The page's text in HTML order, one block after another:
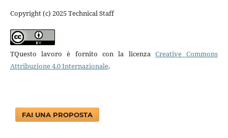
Copyright (c) 2025 Technical Staff
TQuesto lavoro è fornito con la licenza Creative Commons
Attribuzione 4.0 Internazionale.
FAI UNA PROPOSTA